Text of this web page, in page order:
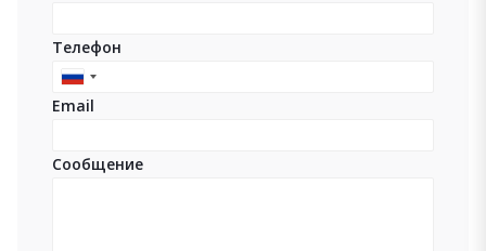
Телефон
Russia
+7
Email
Сообщение